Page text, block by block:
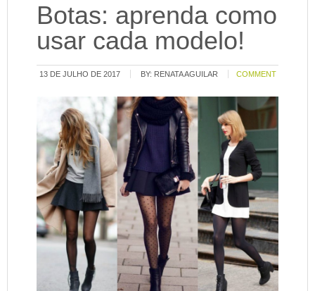
Botas: aprenda como
usar cada modelo!
13 DE JULHO DE 2017 BY: RENATA AGUILAR COMMENT